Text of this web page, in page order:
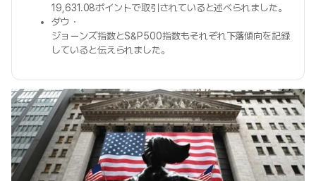
19,631.08ポイントで取引されていると述べられました。
ダウ・
ジョーンズ指数とS&P500指数もそれぞれ 下落傾向を記録
していると伝えられました。